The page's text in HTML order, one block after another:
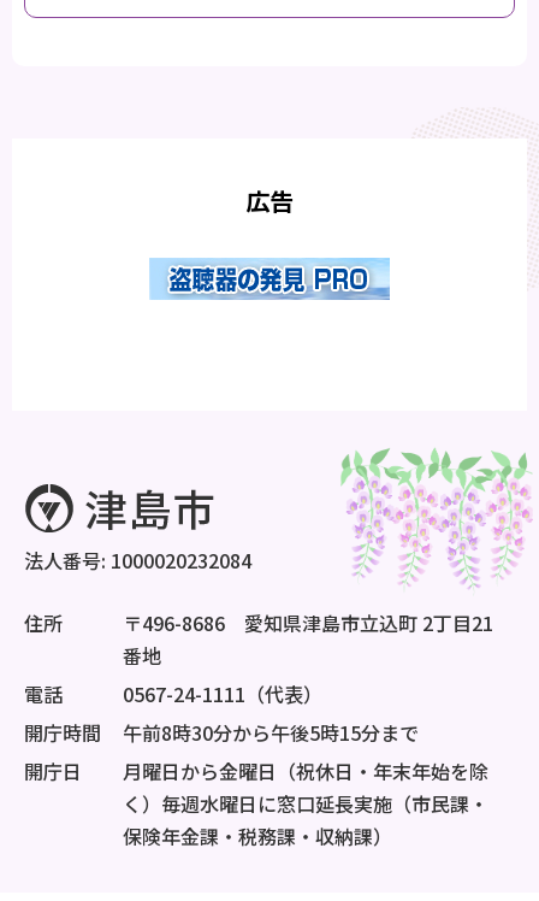
広告
法人番号: 1000020232084
住所
〒496-8686 愛知県津島市立込町 2丁目21
番地
電話
0567-24-1111（代表）
開庁時間
午前8時30分から午後5時15分まで
開庁日
月曜日から金曜日（祝休日・年末年始を除
く）毎週水曜日に窓口延長実施（市民課・
保険年金課・税務課・収納課）